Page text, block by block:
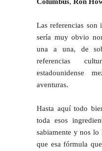
Las referencias son
sería muy obvio
una a una, de
referencias
estadounidense
aventuras.
Hasta aquí todo
toda esos
sabiamente y nos
que esa fórmula